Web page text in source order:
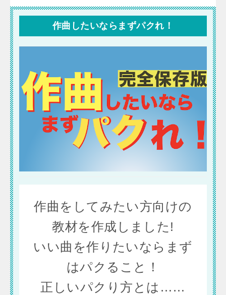
作曲したいならまずパクれ！
作曲をしてみたい方向けの
教材を作成しました!
いい曲を作りたいならまず
はパクること！
正しいパクり方とは……